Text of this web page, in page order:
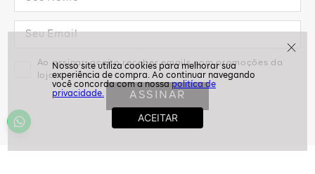
politíca de
privacidade.
Ao assinar, aceito receber emails com promoções da
loja
ASSINAR